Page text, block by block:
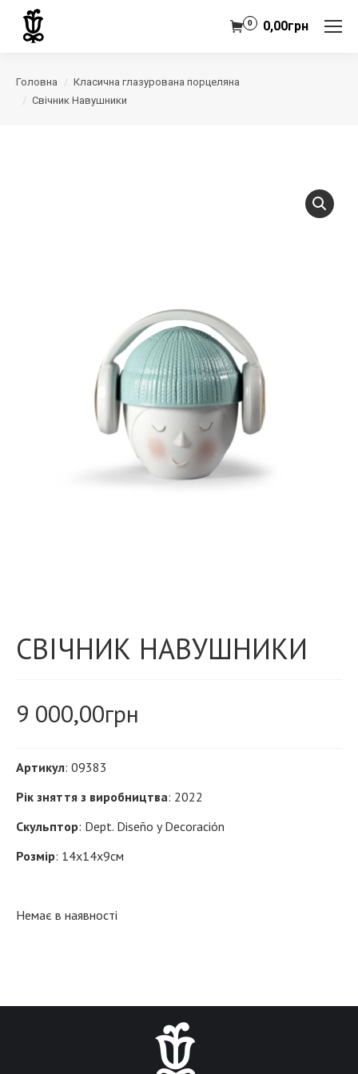
0,00грн
0
Головна
Класична глазурована порцеляна
Свічник Навушники
СВІЧНИК НАВУШНИКИ
9 000,00грн
Артикул: 09383
Рік зняття з виробництва: 2022
Скульптор: Dept. Diseño y Decoración
Розмір: 14x14х9см
Немає в наявності